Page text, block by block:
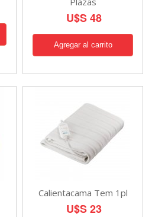
U$S 48
Calientacama Tem 1pl
U$S 23